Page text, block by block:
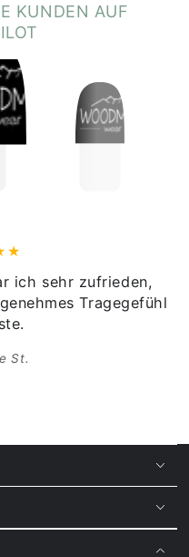
KUNDEN AUF
ich sehr zufrieden,
Tragegefühl
St.